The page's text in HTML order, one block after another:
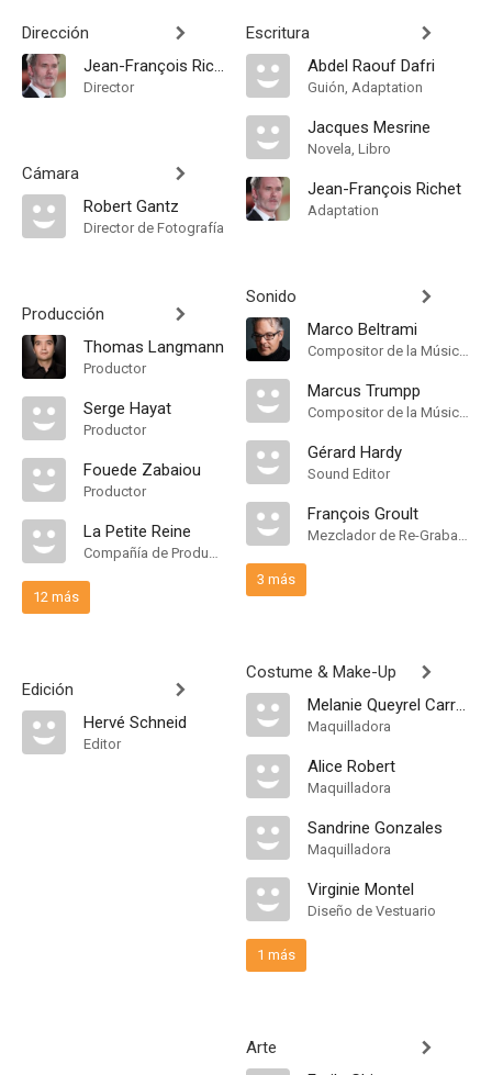
Dirección
Jean-François Richet
Director
Cámara
Robert Gantz
Director de Fotografía
Producción
Thomas Langmann
Productor
Serge Hayat
Productor
Fouede Zabaiou
Productor
La Petite Reine
Compañía de Produccion
12 más
Edición
Hervé Schneid
Editor
Escritura
Abdel Raouf Dafri
Guión, Adaptation
Jacques Mesrine
Novela, Libro
Jean-François Richet
Adaptation
Sonido
Marco Beltrami
Compositor de la Música Original
Marcus Trumpp
Compositor de la Música Original
Gérard Hardy
Sound Editor
François Groult
Mezclador de Re-Grabación de Sonido
3 más
Costume & Make-Up
Melanie Queyrel Carreno
Maquilladora
Alice Robert
Maquilladora
Sandrine Gonzales
Maquilladora
Virginie Montel
Diseño de Vestuario
1 más
Arte